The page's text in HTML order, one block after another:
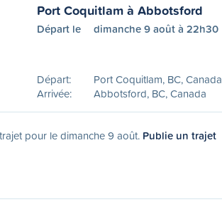
Port Coquitlam à Abbotsford
Départ le dimanche 9 août à 22h30
Départ:
Port Coquitlam, BC, Canada
Arrivée:
Abbotsford, BC, Canada
pour le dimanche 9 août. Publie un trajet